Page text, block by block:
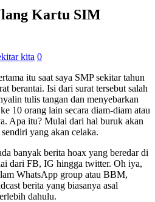
Kartu SIM
kita 0
itu saat saya SMP sekitar tahun
berantai. Isi dari surat tersebut salah
tulis tangan dan menyebarkan
10 orang lain secara diam-diam atau
Apa itu? Mulai dari hal buruk akan
yang akan celaka.
banyak berita hoax yang beredar di
dari FB, IG hingga twitter. Oh iya,
WhatsApp group atau BBM,
berita yang biasanya asal
dahulu.